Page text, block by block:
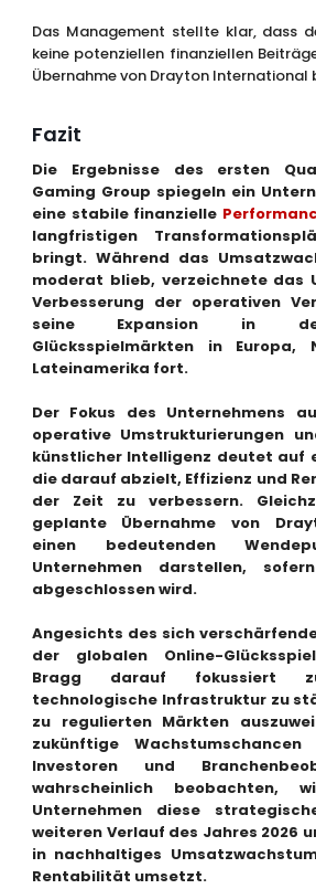
Das Management stellte klar, dass
keine potenziellen finanziellen
Übernahme von Drayton International
Fazit
Die Ergebnisse des ersten
Gaming Group spiegeln ein
eine stabile finanzielle
langfristigen
bringt. Während das
moderat blieb, verzeichnete das
Verbesserung der operativen
seine Expansion in
Glücksspielmärkten in Europa,
Lateinamerika fort.
Der Fokus des Unternehmens
operative Umstrukturierungen
künstlicher Intelligenz deutet auf
die darauf abzielt, Effizienz und
der Zeit zu verbessern.
geplante Übernahme von
einen bedeutenden
Unternehmen darstellen,
abgeschlossen wird.
Angesichts des sich
der globalen Online-
Bragg darauf fokussiert
technologische Infrastruktur zu
zu regulierten Märkten
zukünftige
Investoren und
wahrscheinlich beobachten,
Unternehmen diese
weiteren Verlauf des Jahres 2026
in nachhaltiges
Rentabilität umsetzt.